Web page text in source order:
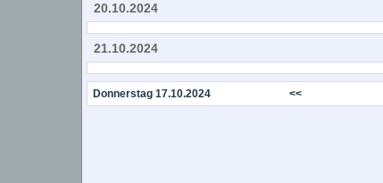
20.10.2024
21.10.2024
Donnerstag 17.10.2024 <<